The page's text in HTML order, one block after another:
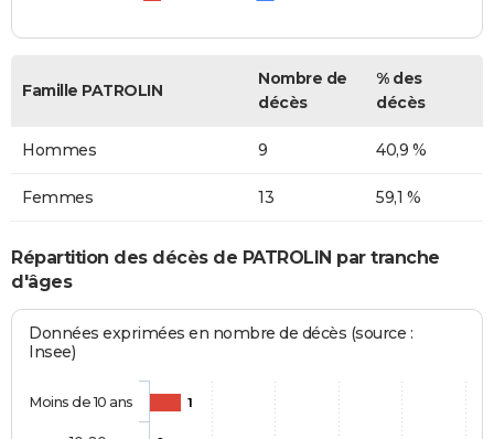
Famille PATROLIN
Nombre de
décès
% des
décès
Hommes 9 40,9 %
Femmes 13 59,1 %
Répartition des décès de PATROLIN par tranche
d'âges
Données exprimées en nombre de décès (source :
Insee)
1
Moins de 10 ans